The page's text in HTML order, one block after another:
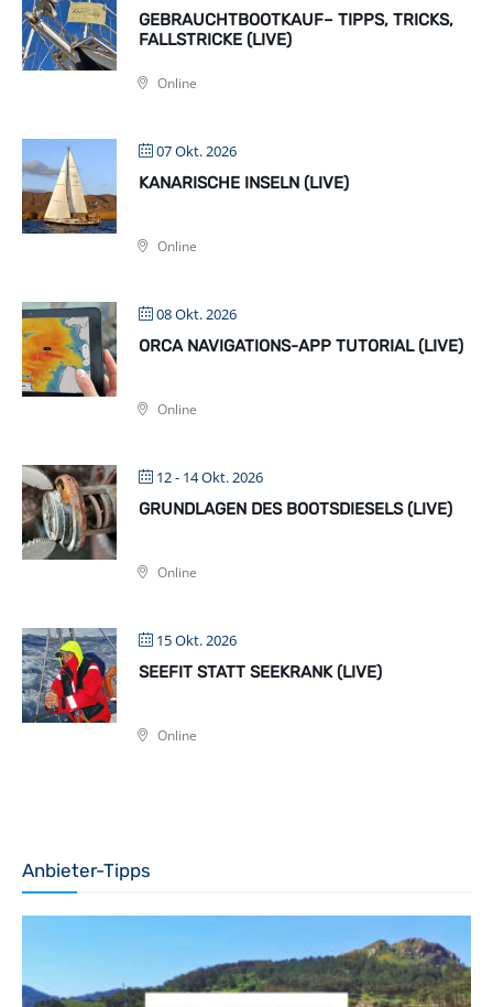
GEBRAUCHTBOOTKAUF– TIPPS, TRICKS,
FALLSTRICKE (LIVE)
Online
07 Okt. 2026
KANARISCHE INSELN (LIVE)
Online
08 Okt. 2026
ORCA NAVIGATIONS-APP TUTORIAL (LIVE)
Online
12 - 14 Okt. 2026
GRUNDLAGEN DES BOOTSDIESELS (LIVE)
Online
15 Okt. 2026
SEEFIT STATT SEEKRANK (LIVE)
Online
Anbieter-Tipps